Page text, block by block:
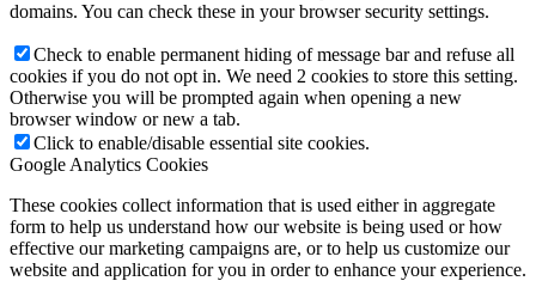
domains. You can check these in your browser security settings.
Check to enable permanent hiding of message bar and refuse all
cookies if you do not opt in. We need 2 cookies to store this setting.
Otherwise you will be prompted again when opening a new
browser window or new a tab.
Click to enable/disable essential site cookies.
Google Analytics Cookies
These cookies collect information that is used either in aggregate
form to help us understand how our website is being used or how
effective our marketing campaigns are, or to help us customize our
website and application for you in order to enhance your experience.